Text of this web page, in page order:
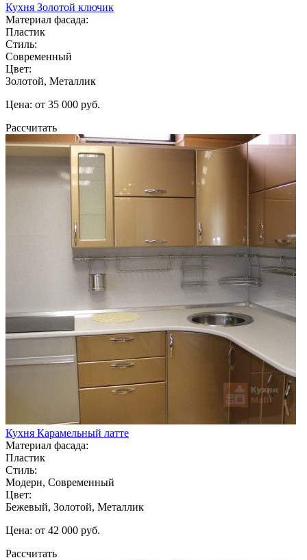
Кухня Золотой ключик
Материал фасада:
Пластик
Стиль:
Современный
Цвет:
Золотой, Металлик
Цена: от 35 000 руб.
Рассчитать
Кухня Карамельный латте
Материал фасада:
Пластик
Стиль:
Модерн, Современный
Цвет:
Бежевый, Золотой, Металлик
Цена: от 42 000 руб.
Рассчитать